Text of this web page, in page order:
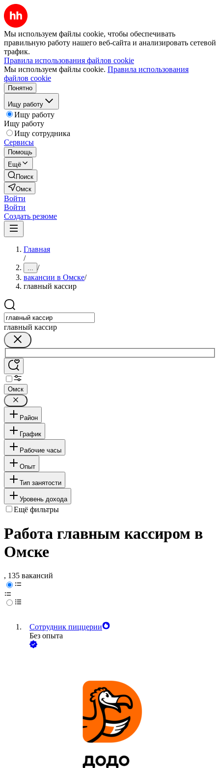
Мы используем файлы cookie, чтобы обеспечивать
правильную работу нашего веб-сайта и анализировать сетевой
трафик.
Правила использования файлов cookie
Мы используем файлы cookie. Правила использования
файлов cookie
Понятно
Ищу работу
Ищу работу
Ищу работу
Ищу сотрудника
Сервисы
Помощь
Ещё
Поиск
Омск
Войти
Войти
Создать резюме
Главная
/
... /
вакансии в Омске/
главный кассир
главный кассир
Омск
Район
График
Рабочие часы
Опыт
Тип занятости
Уровень дохода
Ещё фильтры
Работа главным кассиром в
Омске
, 135 вакансий
Сотрудник пиццерии
Без опыта